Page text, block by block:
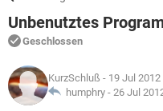
WHATSAPP
FACEBOOK
WINDOWS 10
WHATSAPP
FACEBOOK
SPIELE
ANDROID
WINDOWS 10
WHATSAPP
FORUM
SPIELE
ANDROID
LEXIKON
SPIELE
Unbenutztes
Geschlossen
KurzSchluß - 19 Jul 2012
humphry - 26 Jul